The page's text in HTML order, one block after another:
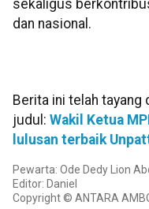
sekaligus
dan nasional.
Berita ini telah tayang
judul: Wakil Ketua
lulusan terbaik
Pewarta: Ode Dedy Lion
Editor: Daniel
Copyright © ANTARA